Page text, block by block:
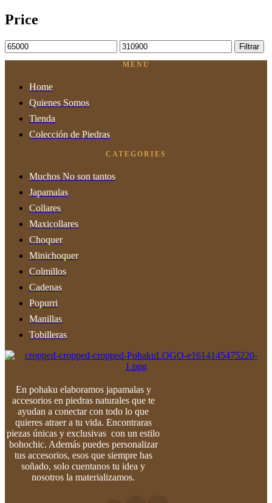
Price
Precio
mínimo
Precio
máximo
Filtrar
MENU
Home
Quienes Somos
Tienda
Colección de Piedras
CATEGORIES
Muchos No son tantos
Japamalas
Collares
Maxicollares
Choquer
Minichoquer
Colmillos
Cadenas
Popurri
Manillas
Tobilleras
En pohaku elaboramos japamalas y
accesorios en piedras naturales que te
ayudan a conectar con todo lo que
quieres atraer a tu vida. Encontraras
piezas únicas y exclusivas con un estilo
bohochic. Además puedes personalizar
tus accesorios, esos que siempre has
soñado, solo cuentanos tu idea y
nosotros la materializamos.